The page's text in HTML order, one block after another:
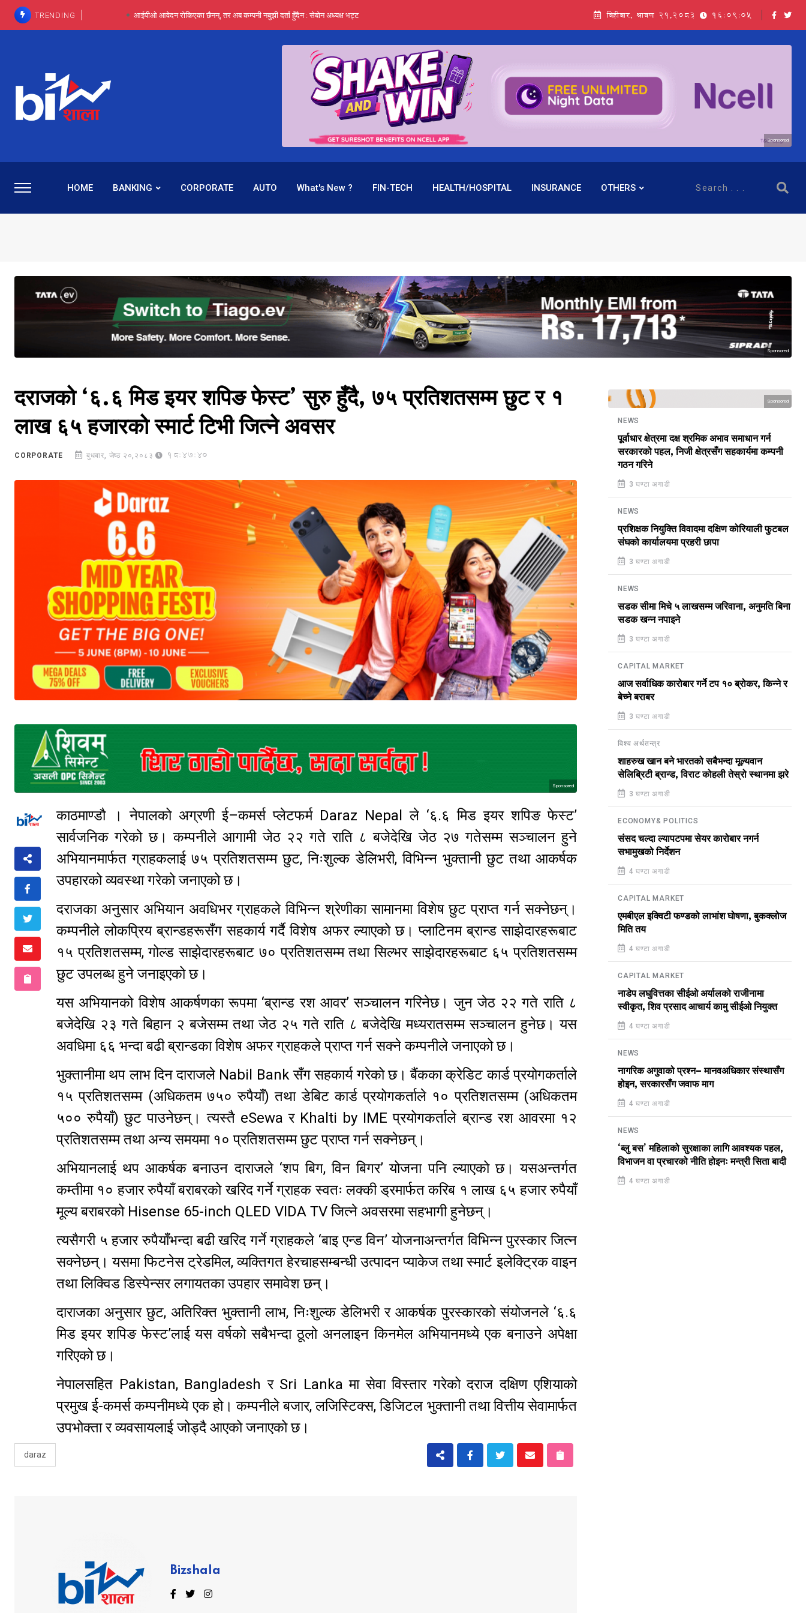
TRENDING आईपीओ आवेदन रोकिएका छैनन्, तर अब कम्पनी नबुझी दर्ता हुँदैन : सेबोन अध्यक्ष भट्ट
पाँच वर्षसम्म अदालत मौन, पद सकिएपछि महाप्रसाद ‘योग्य’ !
प्रभू बैंकका सञ्चालक बस्नेतमाथि राष्ट्र बैंकको ‘कन्सर्न’, प्रवक्ता भन्छन्- समूह फेरेर सञ्चालक पदमा बस्न मिल्दैन
५-६ वर्षदेखि बढुवा नहुँदा निराश थिइन् रश्मी, जागिर परिवर्तनको प्रयास पनि असफल
बिहीबार, श्रावण २१,२०८३ 16:09:06
Sponsored
HOME BANKING CORPORATE AUTO What's New ? FIN-TECH HEALTH/HOSPITAL INSURANCE OTHERS
Sponsored
दराजको ‘६.६ मिड इयर शपिङ फेस्ट’ सुरु हुँदै, ७५ प्रतिशतसम्म छुट र १
लाख ६५ हजारको स्मार्ट टिभी जित्ने अवसर
CORPORATE बुधबार, जेष्ठ २०,२०८३ 18:47:40
Sponsored
काठमाण्डौ । नेपालको अग्रणी ई–कमर्स प्लेटफर्म Daraz Nepal ले ‘६.६ मिड इयर शपिङ फेस्ट’
सार्वजनिक गरेको छ। कम्पनीले आगामी जेठ २२ गते राति ८ बजेदेखि जेठ २७ गतेसम्म सञ्चालन हुने
अभियानमार्फत ग्राहकलाई ७५ प्रतिशतसम्म छुट, निःशुल्क डेलिभरी, विभिन्न भुक्तानी छुट तथा आकर्षक
उपहारको व्यवस्था गरेको जनाएको छ।
दराजका अनुसार अभियान अवधिभर ग्राहकले विभिन्न श्रेणीका सामानमा विशेष छुट प्राप्त गर्न सक्नेछन्।
कम्पनीले लोकप्रिय ब्रान्डहरूसँग सहकार्य गर्दै विशेष अफर ल्याएको छ। प्लाटिनम ब्रान्ड साझेदारहरूबाट
१५ प्रतिशतसम्म, गोल्ड साझेदारहरूबाट ७० प्रतिशतसम्म तथा सिल्भर साझेदारहरूबाट ६५ प्रतिशतसम्म
छुट उपलब्ध हुने जनाइएको छ।
यस अभियानको विशेष आकर्षणका रूपमा ‘ब्रान्ड रश आवर’ सञ्चालन गरिनेछ। जुन जेठ २२ गते राति ८
बजेदेखि २३ गते बिहान २ बजेसम्म तथा जेठ २५ गते राति ८ बजेदेखि मध्यरातसम्म सञ्चालन हुनेछ। यस
अवधिमा ६६ भन्दा बढी ब्रान्डका विशेष अफर ग्राहकले प्राप्त गर्न सक्ने कम्पनीले जनाएको छ।
भुक्तानीमा थप लाभ दिन दाराजले Nabil Bank सँग सहकार्य गरेको छ। बैंकका क्रेडिट कार्ड प्रयोगकर्ताले
१५ प्रतिशतसम्म (अधिकतम ७५० रुपैयाँ) तथा डेबिट कार्ड प्रयोगकर्ताले १० प्रतिशतसम्म (अधिकतम
५०० रुपैयाँ) छुट पाउनेछन्। त्यस्तै eSewa र Khalti by IME प्रयोगकर्ताले ब्रान्ड रश आवरमा १२
प्रतिशतसम्म तथा अन्य समयमा १० प्रतिशतसम्म छुट प्राप्त गर्न सक्नेछन्।
अभियानलाई थप आकर्षक बनाउन दाराजले ‘शप बिग, विन बिगर’ योजना पनि ल्याएको छ। यसअन्तर्गत
कम्तीमा १० हजार रुपैयाँ बराबरको खरिद गर्ने ग्राहक स्वतः लक्की ड्रमार्फत करिब १ लाख ६५ हजार रुपैयाँ
मूल्य बराबरको Hisense 65-inch QLED VIDA TV जित्ने अवसरमा सहभागी हुनेछन्।
त्यसैगरी ५ हजार रुपैयाँभन्दा बढी खरिद गर्ने ग्राहकले ‘बाइ एन्ड विन’ योजनाअन्तर्गत विभिन्न पुरस्कार जित्न
सक्नेछन्। यसमा फिटनेस ट्रेडमिल, व्यक्तिगत हेरचाहसम्बन्धी उत्पादन प्याकेज तथा स्मार्ट इलेक्ट्रिक वाइन
तथा लिक्विड डिस्पेन्सर लगायतका उपहार समावेश छन्।
दाराजका अनुसार छुट, अतिरिक्त भुक्तानी लाभ, निःशुल्क डेलिभरी र आकर्षक पुरस्कारको संयोजनले ‘६.६
मिड इयर शपिङ फेस्ट’लाई यस वर्षको सबैभन्दा ठूलो अनलाइन किनमेल अभियानमध्ये एक बनाउने अपेक्षा
गरिएको छ।
नेपालसहित Pakistan, Bangladesh र Sri Lanka मा सेवा विस्तार गरेको दराज दक्षिण एशियाको
प्रमुख ई-कमर्स कम्पनीमध्ये एक हो। कम्पनीले बजार, लजिस्टिक्स, डिजिटल भुक्तानी तथा वित्तीय सेवामार्फत
उपभोक्ता र व्यवसायलाई जोड्दै आएको जनाएको छ।
daraz
Bizshala
Sponsored
NEWS
पूर्वाधार क्षेत्रमा दक्ष श्रमिक अभाव समाधान गर्न
सरकारको पहल, निजी क्षेत्रसँग सहकार्यमा कम्पनी
गठन गरिने
3 घण्टा अगाडी
NEWS
प्रशिक्षक नियुक्ति विवादमा दक्षिण कोरियाली फुटबल
संघको कार्यालयमा प्रहरी छापा
3 घण्टा अगाडी
NEWS
सडक सीमा मिचे ५ लाखसम्म जरिवाना, अनुमति बिना
सडक खन्न नपाइने
3 घण्टा अगाडी
CAPITAL MARKET
आज सर्वाधिक कारोबार गर्ने टप १० ब्रोकर, किन्ने र
बेच्ने बराबर
3 घण्टा अगाडी
विश्व अर्थतन्त्र
शाहरुख खान बने भारतको सबैभन्दा मूल्यवान
सेलिब्रिटी ब्रान्ड, विराट कोहली तेस्रो स्थानमा झरे
3 घण्टा अगाडी
ECONOMY& POLITICS
संसद चल्दा ल्यापटपमा सेयर कारोबार नगर्न
सभामुखको निर्देशन
4 घण्टा अगाडी
CAPITAL MARKET
एमबीएल इक्विटी फण्डको लाभांश घोषणा, बुकक्लोज
मिति तय
4 घण्टा अगाडी
CAPITAL MARKET
नाडेप लघुवित्तका सीईओ अर्यालको राजीनामा
स्वीकृत, शिव प्रसाद आचार्य कामु सीईओ नियुक्त
4 घण्टा अगाडी
NEWS
नागरिक अगुवाको प्रश्न– मानवअधिकार संस्थासँग
होइन, सरकारसँग जवाफ माग
4 घण्टा अगाडी
NEWS
‘ब्लु बस’ महिलाको सुरक्षाका लागि आवश्यक पहल,
विभाजन वा प्रचारको नीति होइनः मन्त्री सिता बादी
4 घण्टा अगाडी